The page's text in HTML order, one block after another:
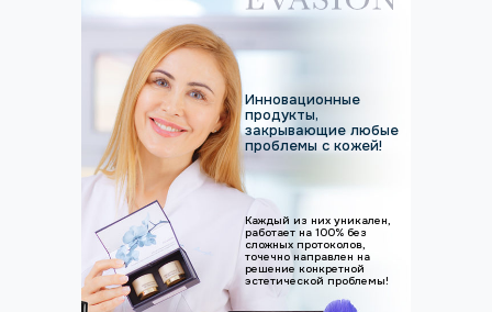
Инновационные
продукты,
закрывающие любые
проблемы с кожей!
Каждый из них уникален,
работает на 100% без
сложных протоколов,
точечно направлен на
решение конкретной
эстетической проблемы!